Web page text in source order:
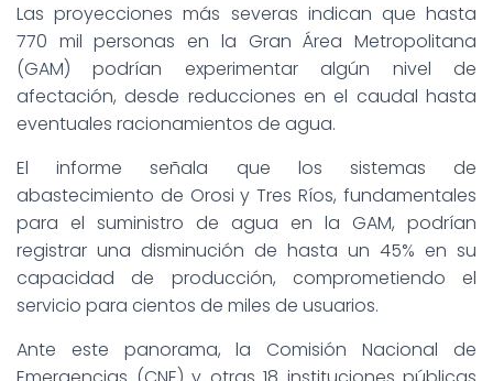
Las proyecciones más severas indican que hasta
770 mil personas en la Gran Área Metropolitana
(GAM) podrían experimentar algún nivel de
afectación, desde reducciones en el caudal hasta
eventuales racionamientos de agua.
El informe señala que los sistemas de
abastecimiento de Orosi y Tres Ríos, fundamentales
para el suministro de agua en la GAM, podrían
registrar una disminución de hasta un 45% en su
capacidad de producción, comprometiendo el
servicio para cientos de miles de usuarios.
Ante este panorama, la Comisión Nacional de